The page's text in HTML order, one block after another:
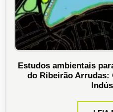
Estudos ambientais
do Ribeirão Arrudas: